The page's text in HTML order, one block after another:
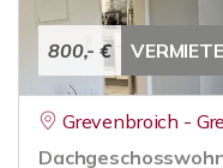
800,- €
Grevenbroich -